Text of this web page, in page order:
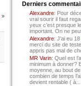
»
Derniers
Alexandre: Pour
vrai sourir il faut
yeux c’est presque
important. On ne
Alexandre: J’ai eu 18
merci du site de teste
appris pas mal de
MR Varin: Quel est
minimum à donner?
moyenne, au bout de
combien de temps
devient rentable ( à...